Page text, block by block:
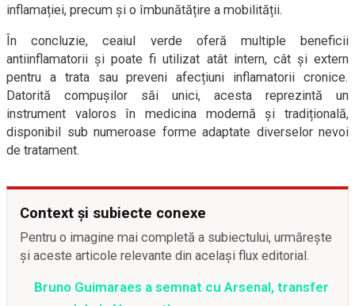
inflamației, precum și o îmbunătățire a mobilității.
În concluzie, ceaiul verde oferă multiple beneficii
antiinflamatorii și poate fi utilizat atât intern, cât și extern
pentru a trata sau preveni afecțiuni inflamatorii cronice.
Datorită compușilor săi unici, acesta reprezintă un
instrument valoros în medicina modernă și tradițională,
disponibil sub numeroase forme adaptate diverselor nevoi
de tratament.
Context și subiecte conexe
Pentru o imagine mai completă a subiectului, urmărește
și aceste articole relevante din același flux editorial.
Bruno Guimaraes a semnat cu Arsenal, transfer